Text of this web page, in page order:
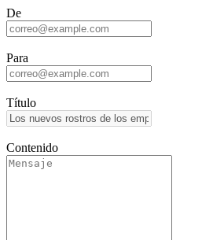
De
Para
Título
Contenido